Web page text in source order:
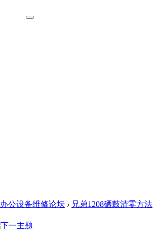
办公设备维修论坛 › 兄弟1208硒鼓清零方法